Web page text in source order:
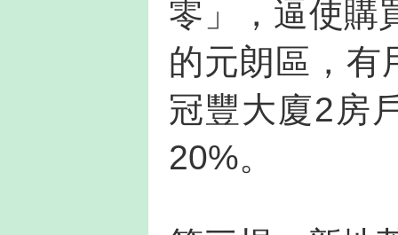
零」，逼使購
的元朗區，有
冠豐大廈2房
20%。